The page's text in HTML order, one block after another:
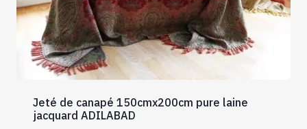
Jeté de canapé 150cmx200cm pure laine
jacquard ADILABAD